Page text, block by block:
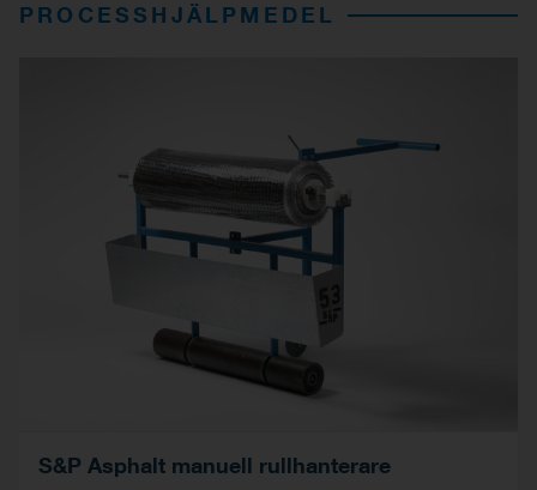
PROCESSHJÄLPMEDEL
S&P Asphalt manuell rullhanterare